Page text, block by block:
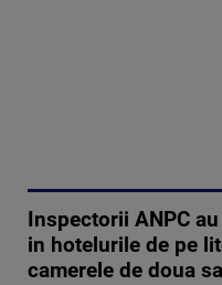
Inspectorii ANPC
in hotelurile de pe
camerele de doua